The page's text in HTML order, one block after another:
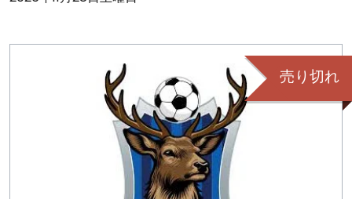
売り切れ